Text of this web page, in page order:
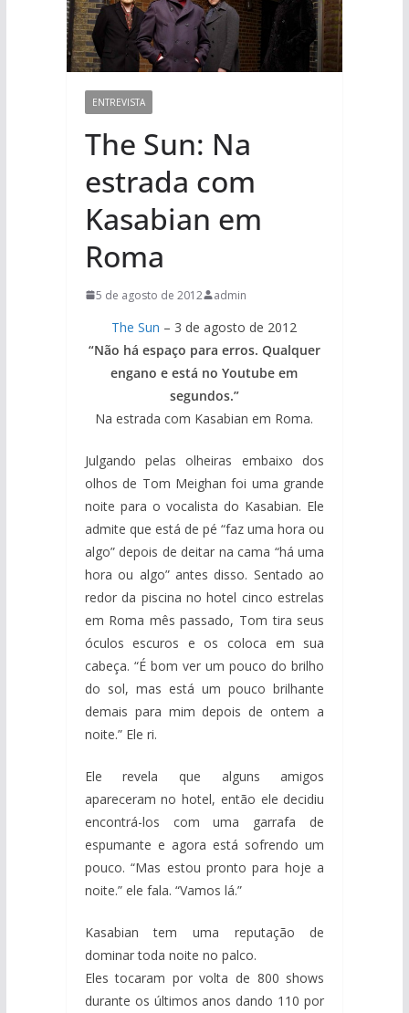
ENTREVISTA
The Sun: Na
estrada com
Kasabian em
Roma
5 de agosto de 2012 admin
The Sun – 3 de agosto de 2012
“Não há espaço para erros. Qualquer
engano e está no Youtube em
segundos.”
Na estrada com Kasabian em Roma.
Julgando pelas olheiras embaixo dos
olhos de Tom Meighan foi uma grande
noite para o vocalista do Kasabian. Ele
admite que está de pé “faz uma hora ou
algo” depois de deitar na cama “há uma
hora ou algo” antes disso. Sentado ao
redor da piscina no hotel cinco estrelas
em Roma mês passado, Tom tira seus
óculos escuros e os coloca em sua
cabeça. “É bom ver um pouco do brilho
do sol, mas está um pouco brilhante
demais para mim depois de ontem a
noite.” Ele ri.
Ele revela que alguns amigos
apareceram no hotel, então ele decidiu
encontrá-los com uma garrafa de
espumante e agora está sofrendo um
pouco. “Mas estou pronto para hoje a
noite.” ele fala. “Vamos lá.”
Kasabian tem uma reputação de
dominar toda noite no palco.
Eles tocaram por volta de 800 shows
durante os últimos anos dando 110 por